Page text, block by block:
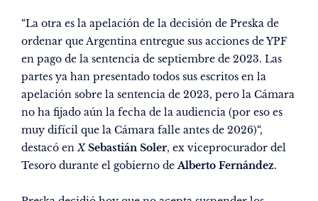
“La otra es la apelación de la decisión de Preska de
ordenar que Argentina entregue sus acciones de YPF
en pago de la sentencia de septiembre de 2023. Las
partes ya han presentado todos sus escritos en la
apelación sobre la sentencia de 2023, pero la Cámara
no ha fijado aún la fecha de la audiencia (por eso es
muy difícil que la Cámara falle antes de 2026)“,
destacó enX Sebastián Soler, ex viceprocurador del
Tesoro durante el gobierno deAlberto Fernández.